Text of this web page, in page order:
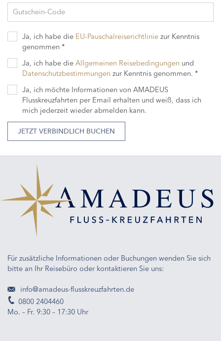
Gutschein-Code
Ja, ich habe die EU-Pauschalreiserichtlinie zur Kenntnis
genommen *
Ja, ich habe die Allgemeinen Reisebedingungen und
Datenschutzbestimmungen zur Kenntnis genommen. *
Ja, ich möchte Informationen von AMADEUS
Flusskreuzfahrten per Email erhalten und weiß, dass ich
mich jederzeit wieder abmelden kann.
JETZT VERBINDLICH BUCHEN
Für zusätzliche Informationen oder Buchungen wenden Sie sich
bitte an Ihr Reisebüro oder kontaktieren Sie uns:
info@amadeus-flusskreuzfahrten.de
0800 2404460
Mo. – Fr. 9:30 – 17:30 Uhr